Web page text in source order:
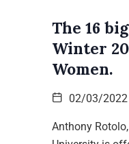
The 16
Winter
Women.
02/03/2022
Anthony